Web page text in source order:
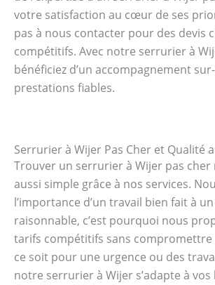
votre satisfaction au cœur de ses
pas à nous contacter pour des devis
compétitifs. Avec notre serrurier à
bénéficiez d’un accompagnement
prestations fiables.
Serrurier à Wijer Pas Cher et Qualité
Trouver un serrurier à Wijer pas cher
aussi simple grâce à nos services.
l’importance d’un travail bien fait à
raisonnable, c’est pourquoi nous
tarifs compétitifs sans compromettre
ce soit pour une urgence ou des
notre serrurier à Wijer s’adapte à vos